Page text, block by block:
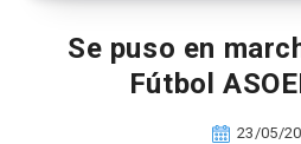
Se puso en
Fútbol
23/05/